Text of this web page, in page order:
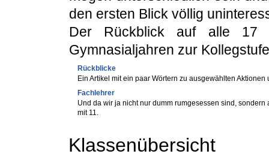
den ersten Blick völlig
Der Rückblick auf alle 17
Gymnasialjahren zur
Rückblicke
Ein Artikel mit ein paar Wörtern zu ausgewählten
Fachlehrer
Und da wir ja nicht nur dumm rumgesessen sind,
mit 11.
Klassenübersicht